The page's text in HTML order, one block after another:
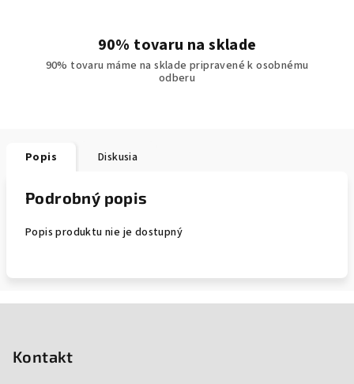
90% tovaru na sklade
90% tovaru máme na sklade pripravené k osobnému
odberu
Popis Diskusia
Podrobný popis
Popis produktu nie je dostupný
Kontakt